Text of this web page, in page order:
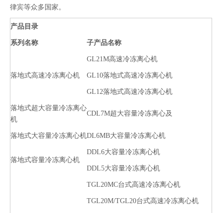
律宾等众多国家。
产品目录
系列名称 子产品名称
落地式高速冷冻离心机
GL21M高速冷冻离心机
GL10落地式高速冷冻离心机
GL12落地式高速冷冻离心机
落地式超大容量冷冻离心
机
CDL7M超大容量冷冻离心及
落地式大容量冷冻离心机DL6MB大容量冷冻离心机
落地式容量冷冻离心机
DDL6大容量冷冻离心机
DDL5大容量冷冻离心机
TGL20MC台式高速冷冻离心机
TGL20M/TGL20台式高速冷冻离心机